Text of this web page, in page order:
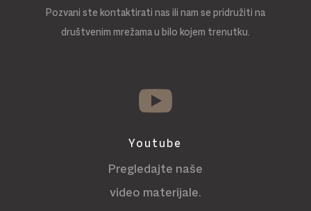
Pozvani ste kontaktirati nas ili nam se pridružiti na
društvenim mrežama u bilo kojem trenutku.

Youtube
Pregledajte naše
video materijale.